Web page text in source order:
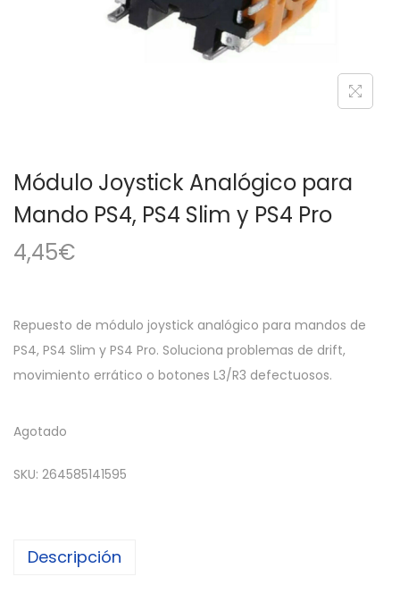
a
i
o
Módulo Joystick Analógico para
Mando PS4, PS4 Slim y PS4 Pro
4,45€
Repuesto de módulo joystick analógico para mandos de
PS4, PS4 Slim y PS4 Pro. Soluciona problemas de drift,
movimiento errático o botones L3/R3 defectuosos.
Agotado
SKU: 264585141595
Descripción